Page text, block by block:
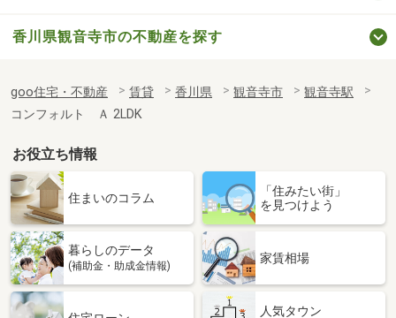
香川県観音寺市の不動産を探す
goo住宅・不動産 賃貸 香川県 観音寺市
観音寺駅
コンフォルト Ａ 2LDK
お役立ち情報
住まいのコラム
「住みたい街」
を見つけよう
暮らしのデータ
(補助金・助成金情報)
家賃相場
人気タウン